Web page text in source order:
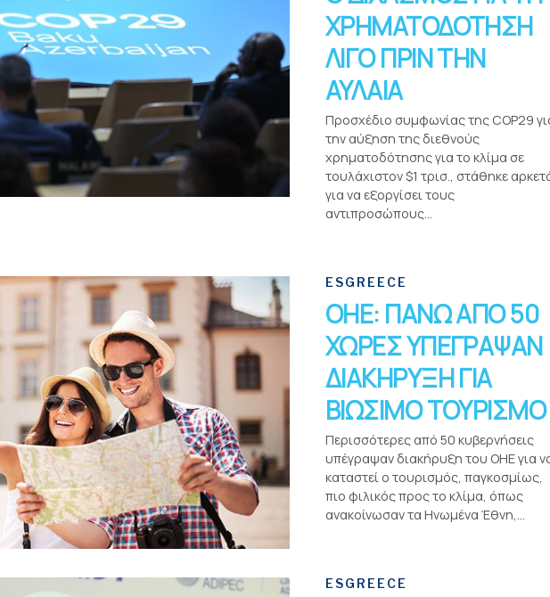
ΧΡΗΜΑΤΟΔΟΤΗΣΗ
ΛΙΓΟ ΠΡΙΝ ΤΗΝ
ΑΥΛΑΙΑ
Προσχέδιο συμφωνίας της COP29
την αύξηση της διεθνούς
χρηματοδότησης για το κλίμα σε
τουλάχιστον $1 τρισ., στάθηκε
για να εξοργίσει τους
αντιπροσώπους...
ESGREECE
OHE: ΠΑΝΩ ΑΠΟ 50
ΧΩΡΕΣ ΥΠΕΓΡΑΨΑΝ
ΔΙΑΚΗΡΥΞΗ ΓΙΑ
ΒΙΩΣΙΜΟ ΤΟΥΡΙΣΜΟ
Περισσότερες από 50 κυβερνήσεις
υπέγραψαν διακήρυξη του ΟΗΕ για
καταστεί ο τουρισμός, παγκοσμίως,
πιο φιλικός προς το κλίμα, όπως
ανακοίνωσαν τα Ηνωμένα Έθνη,...
ESGREECE